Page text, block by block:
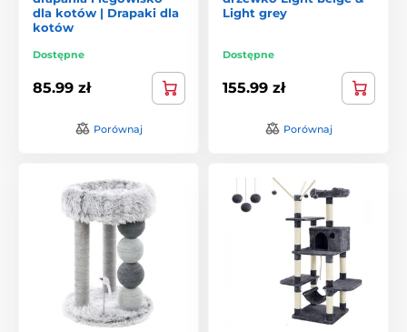
dla kotów | Drapaki dla
kotów
Dostępne
85.99 zł
Porównaj
Light grey
Dostępne
155.99 zł
Porównaj